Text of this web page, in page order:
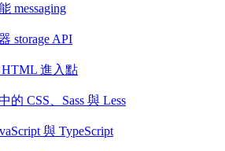
messaging
storage API
進入點
的 CSS、Sass 與 Less
與 TypeScript